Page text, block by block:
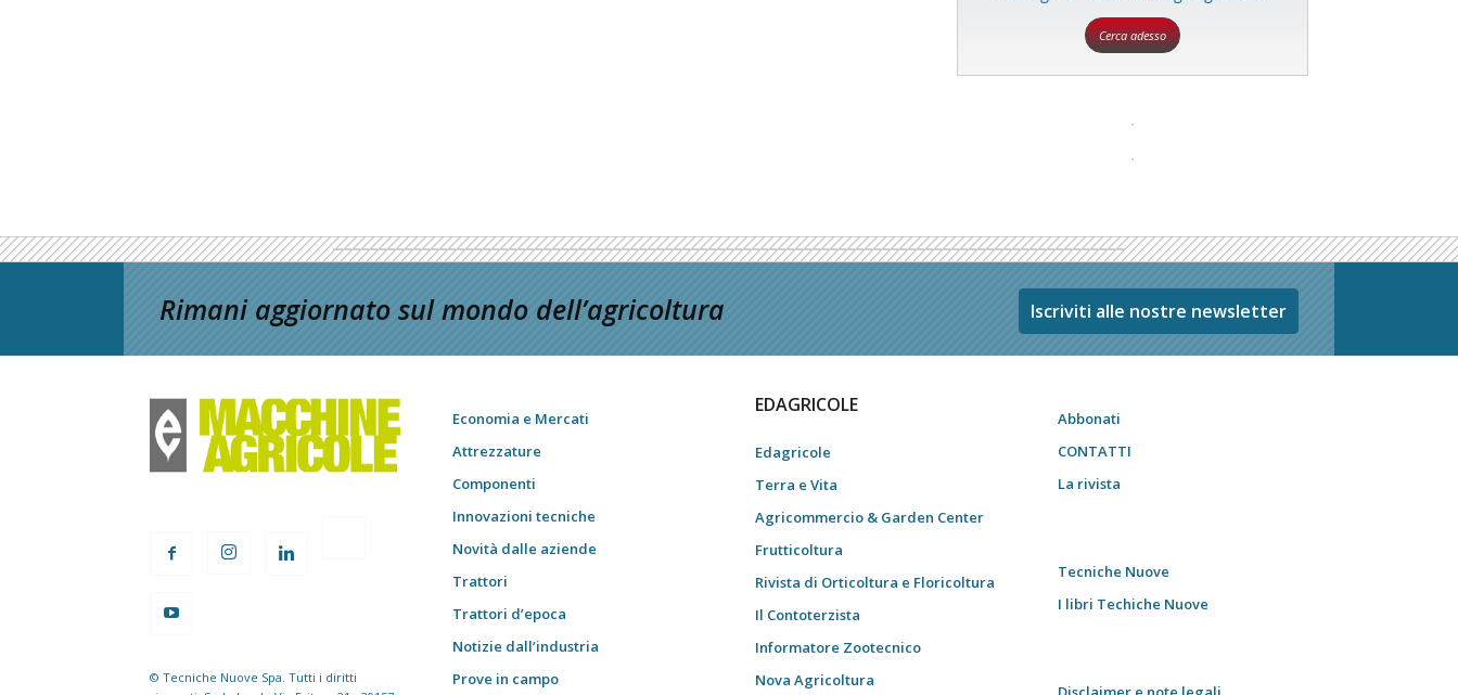
Cerca adesso
Rimani aggiornato sul mondo dell’agricoltura Iscriviti alle nostre newsletter
© Tecniche Nuove Spa. Tutti i diritti
Economia e Mercati
Attrezzature
Componenti
Innovazioni tecniche
Novità dalle aziende
Trattori
Trattori d’epoca
Notizie dall’industria
Prove in campo
EDAGRICOLE
Edagricole
Terra e Vita
Agricommercio & Garden Center
Frutticoltura
Rivista di Orticoltura e Floricoltura
Il Contoterzista
Informatore Zootecnico
Nova Agricoltura
Abbonati
CONTATTI
La rivista
Tecniche Nuove
I libri Techiche Nuove